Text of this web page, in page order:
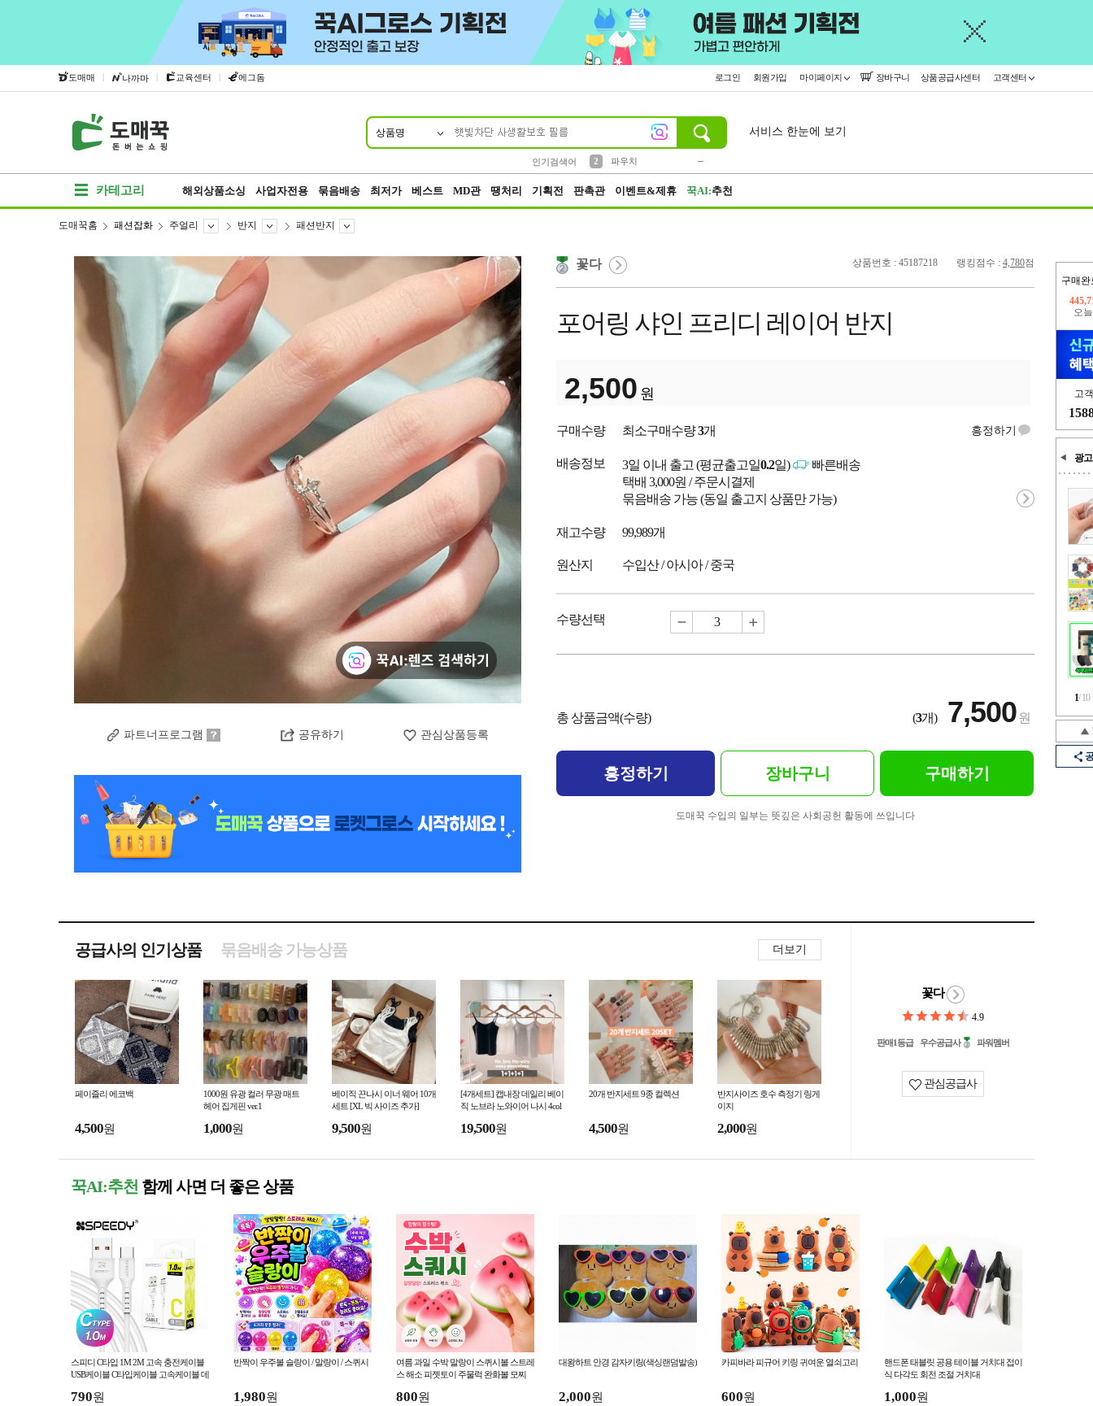
도매매 | 나까마 | 교육센터 | 에그돔 로그인 회원가입 마이페이지 장바구니 상품공급사센터 고객센터
상품명
인기검색어
2
파우치
서비스 한눈에 보기
카테고리 해외상품소싱 사업자전용 묶음배송 최저가 베스트 MD관 땡처리 기획전 판촉관 이벤트&제휴 꾹AI:추천
구매완
오
고
광고
1/10
도매꾹홈 패션잡화 주얼리 반지 패션반지
파트너프로그램 공유하기 관심상품등록
상품번호 : 45187218 랭킹점수 : 4,780점
꽃다
포어링 샤인 프리디 레이어 반지
2,500 원
구매수량 최소구매수량3개 흥정하기
배송정보 3일 이내 출고 (평균출고일0.2일)
빠른배송
택배 3,000원 / 주문시결제
묶음배송 가능 (동일 출고지 상품만 가능)
재고수량 99,989개
원산지 수입산 / 아시아 / 중국
수량선택
총 상품금액(수량) (3개) 7,500원
흥정하기 장바구니 구매하기
도매꾹 수입의 일부는 뜻깊은 사회공헌 활동에 쓰입니다
공급사의 인기상품 더보기
묶음배송 가능상품
페이즐리 에코백
4,500원
1000원 유광 컬러 무광 매트
헤어 집게핀 ver.1
1,000원
베이직 끈나시 이너 웨어 10개
세트 [XL 빅 사이즈 추가]
9,500원
[4개세트] 캡내장 데일리 베이
직 노브라 노와이어 나시 4col
19,500원
20개 반지세트 9종 컬렉션
4,500원
반지사이즈 호수 측정기 링게
이지
2,000원
꽃다
4.9
판매1등급 우수공급사 파워멤버
관심공급사
꾹AI:추천 함께 사면 더 좋은 상품
스피디 C타입 1M 2M 고속 충전케이블
USB케이블 C타입케이블 고속케이블 데
790원
반짝이 우주볼 슬랑이 / 말랑이 / 스퀴시
1,980원
여름 과일 수박 말랑이 스퀴시볼 스트레
스 해소 피젯토이 주물럭 완화볼 모찌
800원
대왕하트 안경 감자키링(색싱랜덤발송)
2,000원
카피바라 피규어 키링 귀여운 열쇠고리
600원
핸드폰 태블릿 공용 테이블 거치대 접이
식 다각도 회전 조절 거치대
1,000원